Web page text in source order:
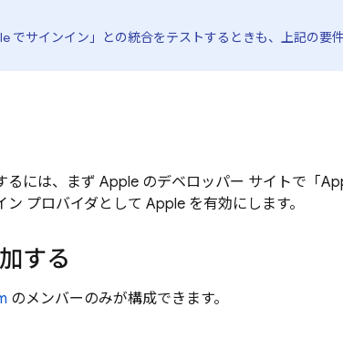
でサインイン」との統合をテストするときも、上記の要
るには、まず Apple のデベロッパー サイトで「
プロバイダとして Apple を有効にします。
する
のメンバーのみが構成できます。